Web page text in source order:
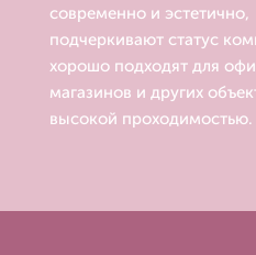
современно и эстетично,
подчеркивают статус
хорошо подходят для
магазинов и других
высокой проходимостью.